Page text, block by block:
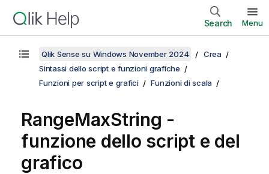
Search Menu
Qlik Sense su Windows November 2024
Crea
Sintassi dello script e funzioni grafiche
Funzioni per script e grafici
Funzioni di scala
RangeMaxString -
funzione dello script e del
grafico